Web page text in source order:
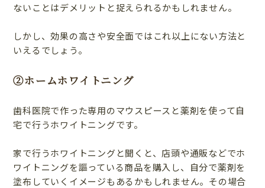
ないことはデメリットと捉えられるかもしれません。
しかし、効果の高さや安全面ではこれ以上にない方法と
いえるでしょう。
②ホームホワイトニング
歯科医院で作った専用のマウスピースと薬剤を使って自
宅で行うホワイトニングです。
家で行うホワイトニングと聞くと、店頭や通販などでホ
ワイトニングを謳っている商品を購入し、自分で薬剤を
塗布していくイメージもあるかもしれません。その場合